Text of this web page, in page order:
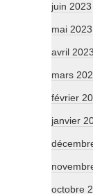
juin 2023
mai 2023
avril 2023
mars
février
janvier
octobre